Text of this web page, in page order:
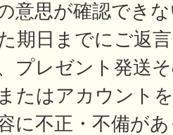
意思が確認でき
期日までにご返
プレゼント発送
たはアカウント
に不正・不備が